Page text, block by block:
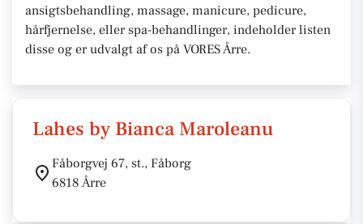
ansigtsbehandling, massage, manicure, pedicure,
hårfjernelse, eller spa-behandlinger, indeholder listen
disse og er udvalgt af os på VORES Årre.
Lahes by Bianca Maroleanu
Fåborgvej 67, st., Fåborg
6818 Årre